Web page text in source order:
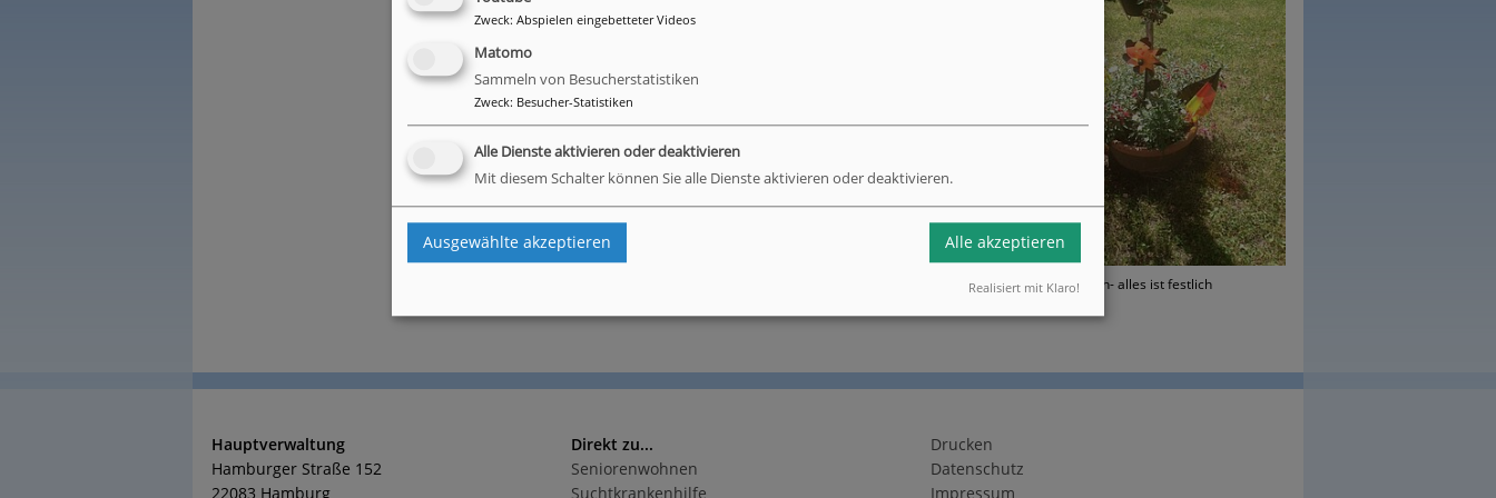
zurück
Es kann losgehen- alles ist festlich
Hauptverwaltung
Hamburger Straße 152
22083 Hamburg
Direkt zu...
Seniorenwohnen
Suchtkrankenhilfe
Drucken
Datenschutz
Impressum
Zweck: Abspielen eingebetteter Videos
Matomo
Sammeln von Besucherstatistiken
Zweck: Besucher-Statistiken
Alle Dienste aktivieren oder deaktivieren
Mit diesem Schalter können Sie alle Dienste aktivieren oder deaktivieren.
Ausgewählte akzeptieren Alle akzeptieren
Realisiert mit Klaro!